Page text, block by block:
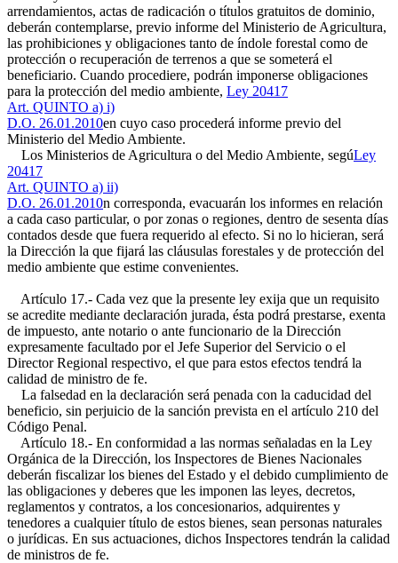
arrendamientos, actas de radicación o títulos gratuitos de dominio,
deberán contemplarse, previo informe del Ministerio de Agricultura,
las prohibiciones y obligaciones tanto de índole forestal como de
protección o recuperación de terrenos a que se someterá el
beneficiario. Cuando procediere, podrán imponerse obligaciones
para la protección del medio ambiente, Ley 20417
Art. QUINTO a) i)
D.O. 26.01.2010en cuyo caso procederá informe previo del
Ministerio del Medio Ambiente.
Los Ministerios de Agricultura o del Medio Ambiente, segúLey
20417
Art. QUINTO a) ii)
D.O. 26.01.2010n corresponda, evacuarán los informes en relación
a cada caso particular, o por zonas o regiones, dentro de sesenta días
contados desde que fuera requerido al efecto. Si no lo hicieran, será
la Dirección la que fijará las cláusulas forestales y de protección del
medio ambiente que estime convenientes.
Artículo 17.- Cada vez que la presente ley exija que un requisito
se acredite mediante declaración jurada, ésta podrá prestarse, exenta
de impuesto, ante notario o ante funcionario de la Dirección
expresamente facultado por el Jefe Superior del Servicio o el
Director Regional respectivo, el que para estos efectos tendrá la
calidad de ministro de fe.
La falsedad en la declaración será penada con la caducidad del
beneficio, sin perjuicio de la sanción prevista en el artículo 210 del
Código Penal.
Artículo 18.- En conformidad a las normas señaladas en la Ley
Orgánica de la Dirección, los Inspectores de Bienes Nacionales
deberán fiscalizar los bienes del Estado y el debido cumplimiento de
las obligaciones y deberes que les imponen las leyes, decretos,
reglamentos y contratos, a los concesionarios, adquirentes y
tenedores a cualquier título de estos bienes, sean personas naturales
o jurídicas. En sus actuaciones, dichos Inspectores tendrán la calidad
de ministros de fe.